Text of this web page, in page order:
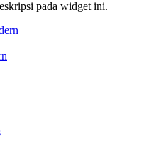
pada widget ini.